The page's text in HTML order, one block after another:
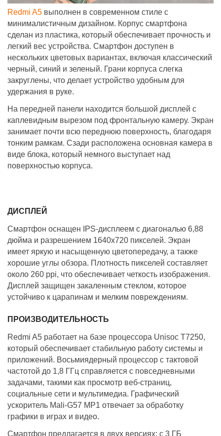
Redmi A5 выполнен в современном стиле с
минималистичным дизайном. Корпус смартфона
сделан из пластика, который обеспечивает прочность и
легкий вес устройства. Смартфон доступен в
нескольких цветовых вариантах, включая классический
черный, синий и зеленый. Грани корпуса слегка
закруглены, что делает устройство удобным для
удержания в руке.
На передней панели находится большой дисплей с
каплевидным вырезом под фронтальную камеру. Экран
занимает почти всю переднюю поверхность, благодаря
тонким рамкам. Сзади расположена основная камера в
виде блока, который немного выступает над
поверхностью корпуса.
ДИСПЛЕЙ
Смартфон оснащен IPS-дисплеем с диагональю 6,88
дюйма и разрешением 1640x720 пикселей. Экран
имеет яркую и насыщенную цветопередачу, а также
хорошие углы обзора. Плотность пикселей составляет
около 260 ppi, что обеспечивает четкость изображения.
Дисплей защищен закаленным стеклом, которое
устойчиво к царапинам и мелким повреждениям.
ПРОИЗВОДИТЕЛЬНОСТЬ
Redmi A5 работает на базе процессора Unisoc T7250,
который обеспечивает стабильную работу системы и
приложений. Восьмиядерный процессор с тактовой
частотой до 1,8 ГГц справляется с повседневными
задачами, такими как просмотр веб-страниц,
социальные сети и мультимедиа. Графический
ускоритель Mali-G57 MP1 отвечает за обработку
графики в играх и видео.
Смартфон предлагается в двух версиях: с 3 ГБ